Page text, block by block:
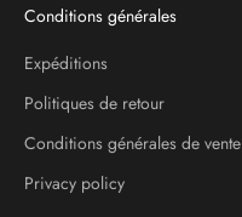
Conditions générales
Expéditions
Politiques de retour
Conditions générales de vente
Privacy policy